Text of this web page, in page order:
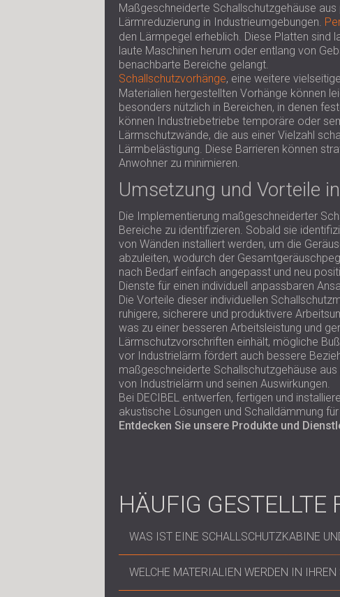
Maßgeschneiderte Schallschutzgehäuse
Lärmreduzierung in Industrieumgebungen.
den Lärmpegel erheblich. Diese Platten sind
laute Maschinen herum oder entlang von
benachbarte Bereiche gelangt.
Schallschutzvorhänge, eine weitere
Materialien hergestellten Vorhänge können
besonders nützlich in Bereichen, in denen
können Industriebetriebe temporäre oder
Lärmschutzwände, die aus einer Vielzahl
Lärmbelästigung. Diese Barrieren können
Anwohner zu minimieren.
Umsetzung und Vorteile
Die Implementierung maßgeschneiderter
Bereiche zu identifizieren. Sobald sie
von Wänden installiert werden, um die
abzuleiten, wodurch der
nach Bedarf einfach angepasst und neu
Dienste für einen individuell anpassbaren
Die Vorteile dieser individuellen
ruhigere, sicherere und produktivere
was zu einer besseren Arbeitsleistung und
Lärmschutzvorschriften einhält, mögliche
vor Industrielärm fördert auch bessere
maßgeschneiderte Schallschutzgehäuse
von Industrielärm und seinen Auswirkungen.
Bei DECIBEL entwerfen, fertigen und
akustische Lösungen und Schalldämmung
Entdecken Sie unsere Produkte und
HÄUFIG GESTELLTE
WAS IST EINE SCHALLSCHUTZKABINE
Eine Schallschutzkabine ist eine
WELCHE MATERIALIEN WERDEN IN